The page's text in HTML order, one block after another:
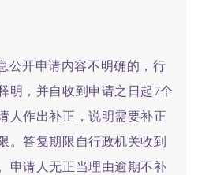
开申请内容不明确的，行
明，并自收到申请之日起7个
人作出补正，说明需要补正
。答复期限自行政机关收到
申请人无正当理由逾期不补